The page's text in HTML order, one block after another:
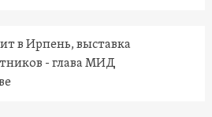
в Ирпень, выставка
- глава МИД